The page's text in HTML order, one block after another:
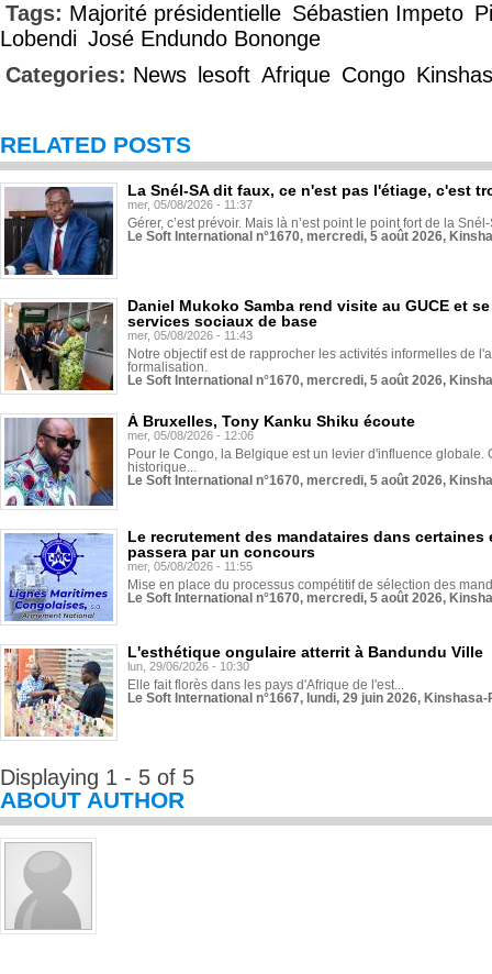
Tags: Majorité présidentielle Sébastien Impeto
Lobendi José Endundo Bononge
Categories: News lesoft Afrique Congo
RELATED POSTS
La Snél-SA dit faux, ce n'est pas l'étiage, c'est
mer, 05/08/2026 - 11:37
Gérer, c’est prévoir. Mais là n’est point le point fort de la
Le Soft International n°1670, mercredi, 5 août 2026,
Daniel Mukoko Samba rend visite au GUCE et
services sociaux de base
mer, 05/08/2026 - 11:43
Notre objectif est de rapprocher les activités informelles de
formalisation.
Le Soft International n°1670, mercredi, 5 août 2026,
À Bruxelles, Tony Kanku Shiku écoute
mer, 05/08/2026 - 12:06
Pour le Congo, la Belgique est un levier d'influence globale.
historique...
Le Soft International n°1670, mercredi, 5 août 2026,
Le recrutement des mandataires dans
passera par un concours
mer, 05/08/2026 - 11:55
Mise en place du processus compétitif de sélection des
Le Soft International n°1670, mercredi, 5 août 2026,
L'esthétique ongulaire atterrit à Bandundu Ville
lun, 29/06/2026 - 10:30
Elle fait florès dans les pays d'Afrique de l'est...
Le Soft International n°1667, lundi, 29 juin 2026,
Displaying 1 - 5 of 5
ABOUT AUTHOR